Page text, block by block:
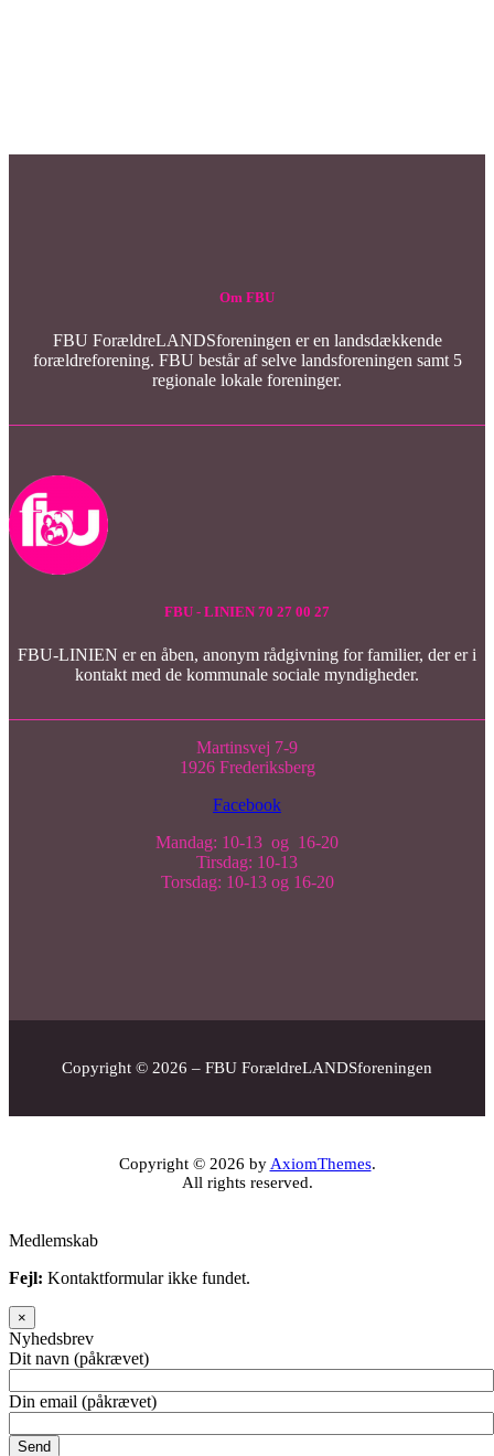
Om FBU
FBU ForældreLANDSforeningen er en landsdækkende
forældreforening. FBU består af selve landsforeningen samt 5
regionale lokale foreninger.
FBU - LINIEN 70 27 00 27
FBU-LINIEN er en åben, anonym rådgivning for familier, der er i
kontakt med de kommunale sociale myndigheder.
Martinsvej 7-9
1926 Frederiksberg
Facebook
Mandag: 10-13 og 16-20
Tirsdag: 10-13
Torsdag: 10-13 og 16-20
Copyright © 2026 – FBU ForældreLANDSforeningen
Copyright © 2026 byAxiomThemes.
All rights reserved.
Medlemskab
Fejl: Kontaktformular ikke fundet.
×
Nyhedsbrev
Dit navn (påkrævet)
Din email (påkrævet)